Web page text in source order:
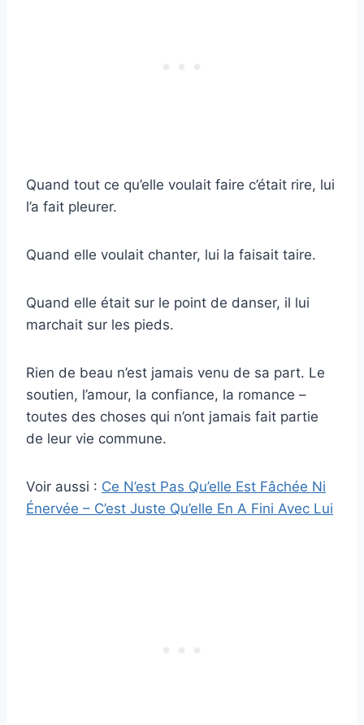
Quand tout ce qu’elle voulait faire c’était rire, lui
l’a fait pleurer.
Quand elle voulait chanter, lui la faisait taire.
Quand elle était sur le point de danser, il lui
marchait sur les pieds.
Rien de beau n’est jamais venu de sa part. Le
soutien, l’amour, la confiance, la romance –
toutes des choses qui n’ont jamais fait partie
de leur vie commune.
Voir aussi : Ce N’est Pas Qu’elle Est Fâchée Ni
Énervée – C’est Juste Qu’elle En A Fini Avec Lui